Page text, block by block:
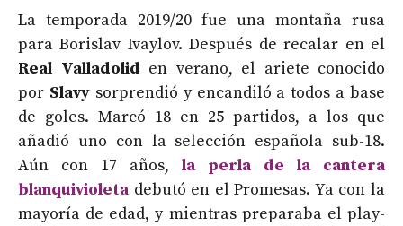
La temporada 2019/20 fue una montaña rusa
para Borislav Ivaylov. Después de recalar en el
Real Valladolid en verano, el ariete conocido
por Slavysorprendió y encandiló a todos a base
de goles. Marcó 18 en 25 partidos, a los que
añadió uno con la selección española sub-18.
Aún con 17 años, la perla de la cantera
blanquivioleta debutó en el Promesas. Ya con la
mayoría de edad, y mientras preparaba el play-